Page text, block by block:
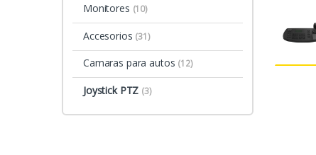
Monitores (10)
Accesorios (31)
Camaras para autos (12)
Joystick PTZ (3)